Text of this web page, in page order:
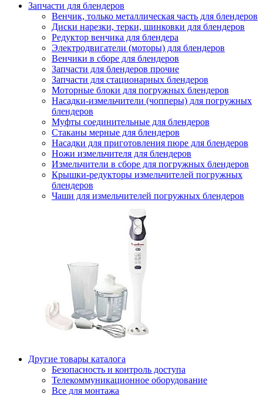
Запчасти для блендеров
Венчик, только металлическая часть для блендеров
Диски нарезки, терки, шинковки для блендеров
Редуктор венчика для блендера
Электродвигатели (моторы) для блендеров
Венчики в сборе для блендеров
Запчасти для блендеров прочие
Запчасти для стационарных блендеров
Моторные блоки для погружных блендеров
Насадки-измельчители (чопперы) для погружных
блендеров
Муфты соединительные для блендеров
Стаканы мерные для блендеров
Насадки для приготовления пюре для блендеров
Ножи измельчителя для блендеров
Измельчители в сборе для погружных блендеров
Крышки-редукторы измельчителей погружных
блендеров
Чаши для измельчителей погружных блендеров
Другие товары каталога
Безопасность и контроль доступа
Телекоммуникационное оборудование
Все для монтажа